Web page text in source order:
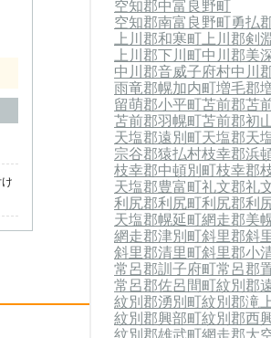
空知郡中富良野町
空知郡南富良野町勇払
上川郡和寒町 上川郡剣
上川郡下川町中川郡美
中川郡音威子府村中川
雨竜郡幌加内町増毛郡
留萌郡小平町苫前郡苫
苫前郡羽幌町苫前郡初
天塩郡遠別町天塩郡天
宗谷郡猿払村枝幸郡浜
枝幸郡中頓別町枝幸郡
天塩郡豊富町礼文郡礼
利尻郡利尻町利尻郡利
天塩郡幌延町網走郡美
網走郡津別町斜里郡斜
斜里郡清里町斜里郡小
常呂郡訓子府町常呂郡
常呂郡佐呂間町紋別郡
紋別郡湧別町紋別郡滝
紋別郡興部町紋別郡西
紋別郡雄武町網走郡大